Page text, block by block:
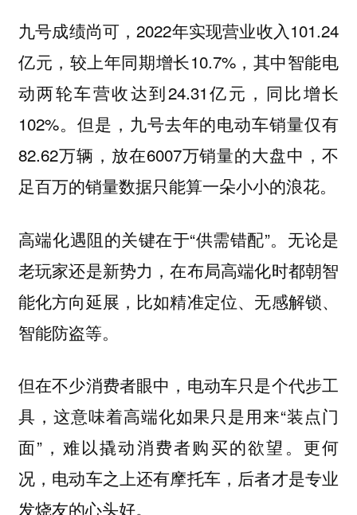
九号成绩尚可，2022年实现营业收入101.24
亿元，较上年同期增长10.7%，其中智能电
动两轮车营收达到24.31亿元，同比增长
102%。但是，九号去年的电动车销量仅有
82.62万辆，放在6007万销量的大盘中，不
足百万的销量数据只能算一朵小小的浪花。
高端化遇阻的关键在于“供需错配”。无论是
老玩家还是新势力，在布局高端化时都朝智
能化方向延展，比如精准定位、无感解锁、
智能防盗等。
但在不少消费者眼中，电动车只是个代步工
具，这意味着高端化如果只是用来“装点门
面”，难以撬动消费者购买的欲望。更何
况，电动车之上还有摩托车，后者才是专业
发烧友的心头好。